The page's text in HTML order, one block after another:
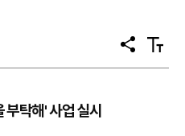
공
유
텍
스
탁해' 사업 실시